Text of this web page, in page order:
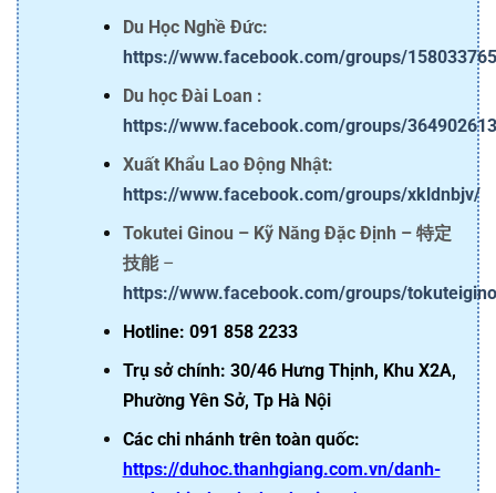
Du Học Nghề Đức:
https://www.facebook.com/groups/
Du học Đài Loan :
https://www.facebook.com/groups/
Xuất Khẩu Lao Động Nhật:
https://www.facebook.com/groups/xkldnbjv/
Tokutei Ginou – Kỹ Năng Đặc Định – 特定
技能–
https://www.facebook.com/groups/
Hotline: 091 858 2233
Trụ sở chính: 30/46 Hưng Thịnh, Khu X2A,
Phường Yên Sở, Tp Hà Nội
Các chi nhánh trên toàn quốc:
https://duhoc.thanhgiang.com.vn/danh-